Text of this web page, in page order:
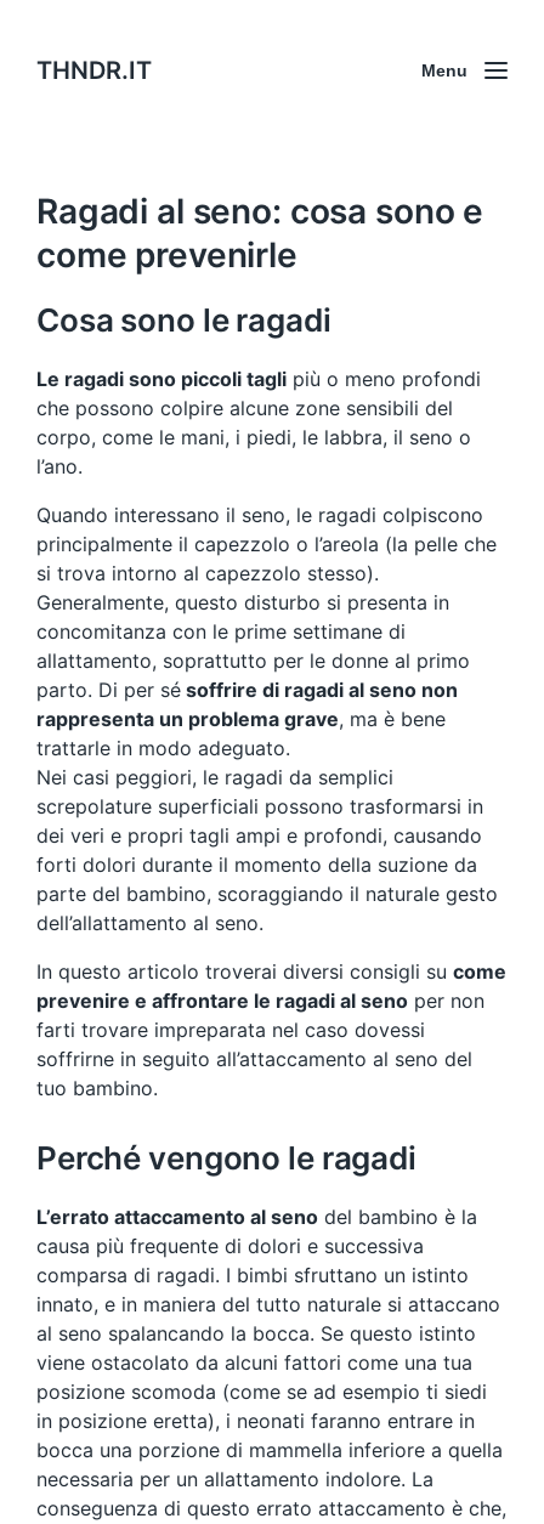
THNDR.IT Menu
Ragadi al seno: cosa sono e
come prevenirle
Cosa sono le ragadi
Le ragadi sono piccoli tagli più o meno profondi
che possono colpire alcune zone sensibili del
corpo, come le mani, i piedi, le labbra, il seno o
l’ano.
Quando interessano il seno, le ragadi colpiscono
principalmente il capezzolo o l’areola (la pelle che
si trova intorno al capezzolo stesso).
Generalmente, questo disturbo si presenta in
concomitanza con le prime settimane di
allattamento, soprattutto per le donne al primo
parto. Di per sé soffrire di ragadi al seno non
rappresenta un problema grave, ma è bene
trattarle in modo adeguato.
Nei casi peggiori, le ragadi da semplici
screpolature superficiali possono trasformarsi in
dei veri e propri tagli ampi e profondi, causando
forti dolori durante il momento della suzione da
parte del bambino, scoraggiando il naturale gesto
dell’allattamento al seno.
In questo articolo troverai diversi consigli su come
prevenire e affrontare le ragadi al seno per non
farti trovare impreparata nel caso dovessi
soffrirne in seguito all’attaccamento al seno del
tuo bambino.
Perché vengono le ragadi
L’errato attaccamento al seno del bambino è la
causa più frequente di dolori e successiva
comparsa di ragadi. I bimbi sfruttano un istinto
innato, e in maniera del tutto naturale si attaccano
al seno spalancando la bocca. Se questo istinto
viene ostacolato da alcuni fattori come una tua
posizione scomoda (come se ad esempio ti siedi
in posizione eretta), i neonati faranno entrare in
bocca una porzione di mammella inferiore a quella
necessaria per un allattamento indolore. La
conseguenza di questo errato attaccamento è che,